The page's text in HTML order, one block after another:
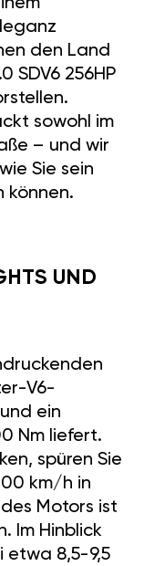
den Land
SDV6 256HP
sowohl im
– und wir
Sie sein
können.
UND
V6-
ein
Nm liefert.
spüren Sie
km/h in
Motors ist
Im Hinblick
etwa 8,5-9,5